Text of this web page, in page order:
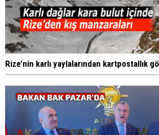
Rize’nin karlı yaylalarından kartpostallık